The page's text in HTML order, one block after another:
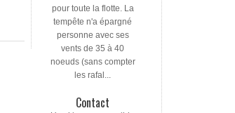
pour toute la flotte. La
tempête n'a épargné
personne avec ses
vents de 35 à 40
noeuds (sans compter
les rafal...
Contact